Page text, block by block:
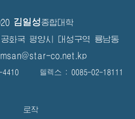
김일성종합대학
공화국 평양시 대성구역 룡남동
co.net.kp
4410 텔렉스 : 0085-02-18111
로작